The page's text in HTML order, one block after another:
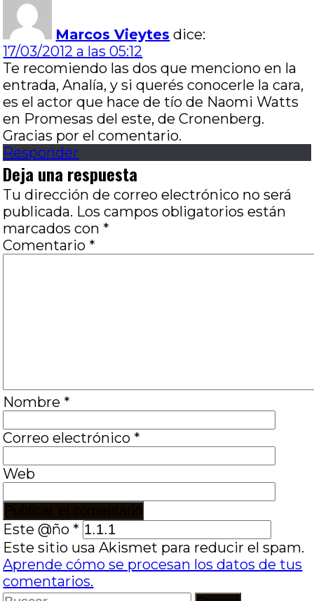
Marcos Vieytes dice:
17/03/2012 a las 05:12
Te recomiendo las dos que menciono en la
entrada, Analía, y si querés conocerle la cara,
es el actor que hace de tío de Naomi Watts
en Promesas del este, de Cronenberg.
Gracias por el comentario.
Responder
Deja una respuesta
Tu dirección de correo electrónico no será
publicada. Los campos obligatorios están
marcados con *
Comentario *
Nombre *
Correo electrónico *
Web
Este @ño *
Este sitio usa Akismet para reducir el spam.
Aprende cómo se procesan los datos de tus
comentarios.